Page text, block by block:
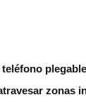
zonas